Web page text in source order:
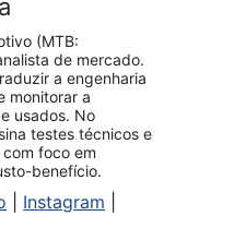
(MTB:
de mercado.
a engenharia
monitorar a
usados. No
testes técnicos e
foco em
benefício.
Instagram